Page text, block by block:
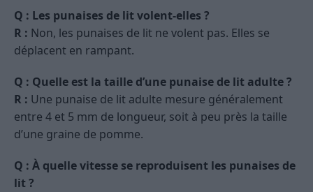
Q : Les punaises de lit volent-elles ?
R : Non, les punaises de lit ne volent pas. Elles se
déplacent en rampant.
Q : Quelle est la taille d’une punaise de lit adulte ?
R : Une punaise de lit adulte mesure généralement
entre 4 et 5 mm de longueur, soit à peu près la taille
d’une graine de pomme.
Q : À quelle vitesse se reproduisent les punaises de
lit ?